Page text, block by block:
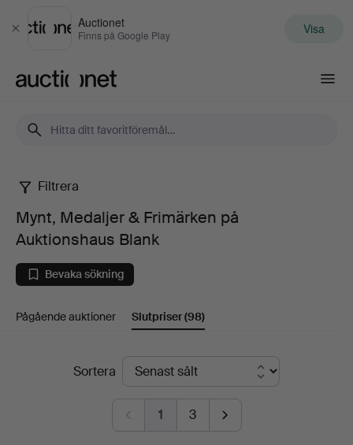
Stäng
Auctionet
Finns på Google Play Visa
Mynt,
Medaljer
&
Frimärken
Auktionshaus
Filtrera
Mynt, Medaljer & Frimärken på
Auktionshaus Blank
Bevaka sökning
Pågående auktioner Slutpriser(98)
SlutpriserSortera
1 3